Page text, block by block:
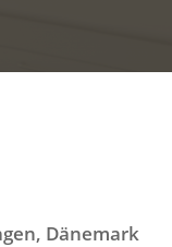
Dänemark